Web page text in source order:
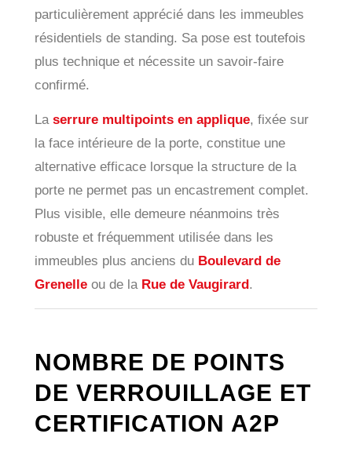
particulièrement apprécié dans les immeubles
résidentiels de standing. Sa pose est toutefois
plus technique et nécessite un savoir-faire
confirmé.
La serrure multipoints en applique, fixée sur
la face intérieure de la porte, constitue une
alternative efficace lorsque la structure de la
porte ne permet pas un encastrement complet.
Plus visible, elle demeure néanmoins très
robuste et fréquemment utilisée dans les
immeubles plus anciens du Boulevard de
Grenelleou de la Rue de Vaugirard .
NOMBRE DE POINTS
DE VERROUILLAGE ET
CERTIFICATION A2P